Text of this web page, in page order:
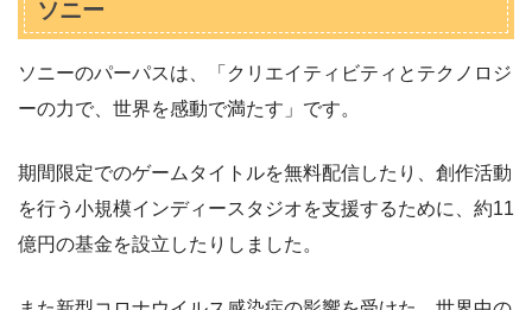
ソニー
ソニーのパーパスは、「クリエイティビティとテクノロジ
ーの力で、世界を感動で満たす」です。
期間限定でのゲームタイトルを無料配信したり、創作活動
を行う小規模インディースタジオを支援するために、約11
億円の基金を設立したりしました。